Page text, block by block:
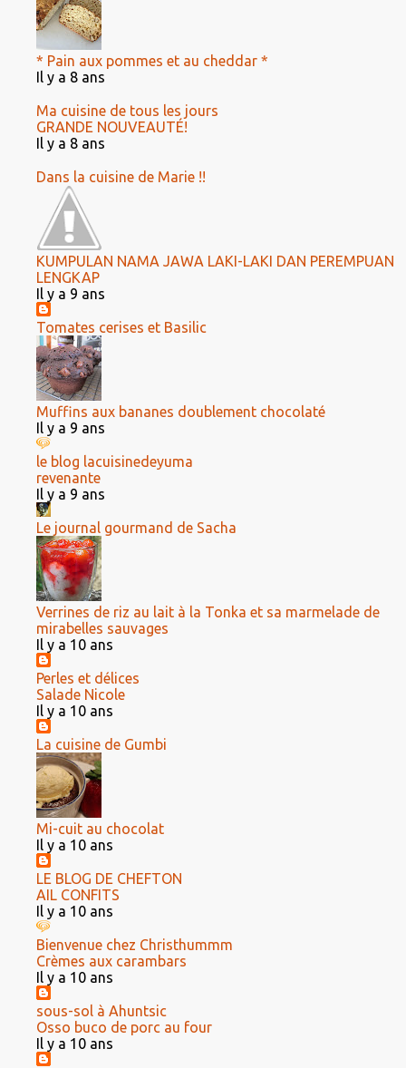
* Pain aux pommes et au cheddar *
Il y a 8 ans
Ma cuisine de tous les jours
GRANDE NOUVEAUTÉ!
Il y a 8 ans
Dans la cuisine de Marie !!
KUMPULAN NAMA JAWA LAKI-LAKI DAN PEREMPUAN
LENGKAP
Il y a 9 ans
Tomates cerises et Basilic
Muffins aux bananes doublement chocolaté
Il y a 9 ans
le blog lacuisinedeyuma
revenante
Il y a 9 ans
Le journal gourmand de Sacha
Verrines de riz au lait à la Tonka et sa marmelade de
mirabelles sauvages
Il y a 10 ans
Perles et délices
Salade Nicole
Il y a 10 ans
La cuisine de Gumbi
Mi-cuit au chocolat
Il y a 10 ans
LE BLOG DE CHEFTON
AIL CONFITS
Il y a 10 ans
Bienvenue chez Christhummm
Crèmes aux carambars
Il y a 10 ans
sous-sol à Ahuntsic
Osso buco de porc au four
Il y a 10 ans